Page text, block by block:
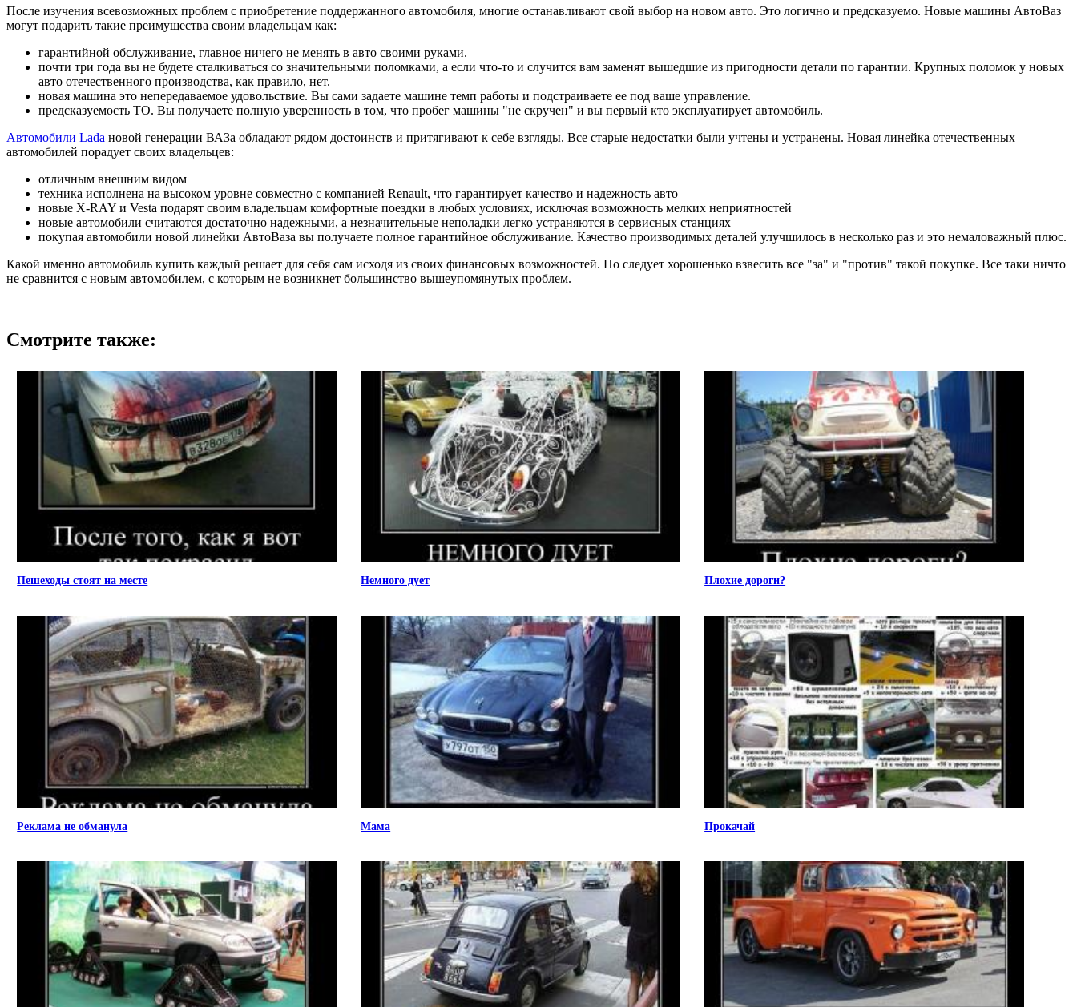
После изучения всевозможных проблем с приобретение поддержанного автомобиля, многие останавливают свой выбор на новом авто. Это логично и предсказуемо. Новые машины АвтоВаз
могут подарить такие преимущества своим владельцам как:
гарантийной обслуживание, главное ничего не менять в авто своими руками.
почти три года вы не будете сталкиваться со значительными поломками, а если что-то и случится вам заменят вышедшие из пригодности детали по гарантии. Крупных поломок у новых
авто отечественного производства, как правило, нет.
новая машина это непередаваемое удовольствие. Вы сами задаете машине темп работы и подстраиваете ее под ваше управление.
предсказуемость ТО. Вы получаете полную уверенность в том, что пробег машины "не скручен" и вы первый кто эксплуатирует автомобиль.
Автомобили Lada новой генерации ВАЗа обладают рядом достоинств и притягивают к себе взгляды. Все старые недостатки были учтены и устранены. Новая линейка отечественных
автомобилей порадует своих владельцев:
отличным внешним видом
техника исполнена на высоком уровне совместно с компанией Renault, что гарантирует качество и надежность авто
новые X-RAY и Vesta подарят своим владельцам комфортные поездки в любых условиях, исключая возможность мелких неприятностей
новые автомобили считаются достаточно надежными, а незначительные неполадки легко устраняются в сервисных станциях
покупая автомобили новой линейки АвтоВаза вы получаете полное гарантийное обслуживание. Качество производимых деталей улучшилось в несколько раз и это немаловажный плюс.
Какой именно автомобиль купить каждый решает для себя сам исходя из своих финансовых возможностей. Но следует хорошенько взвесить все "за" и "против" такой покупке. Все таки ничто
не сравнится с новым автомобилем, с которым не возникнет большинство вышеупомянутых проблем.
Смотрите также:
Пешеходы стоят на месте Немного дует Плохие дороги?
Реклама не обманула Мама Прокачай